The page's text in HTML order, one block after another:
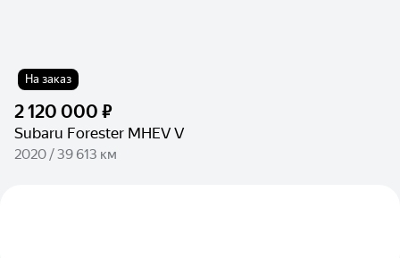
На заказ
2 120 000 ₽
Subaru Forester MHEV V
2020 / 39 613 км